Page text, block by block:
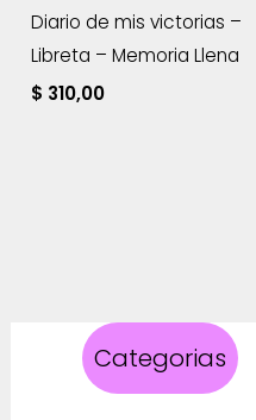
Categorias
Diario de mis victorias –
Libreta – Memoria Llena
$ 310,00